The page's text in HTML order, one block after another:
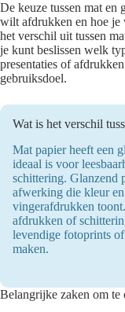
De keuze tussen mat en
wilt afdrukken en hoe je
het verschil uit tussen
je kunt beslissen welk
presentaties of
gebruiksdoel.
Wat is het verschil
Mat papier heeft een
ideaal is voor
schittering. Glanzend
afwerking die kleur
vingerafdrukken
afdrukken of
levendige fotoprints
maken.
Belangrijke zaken om te